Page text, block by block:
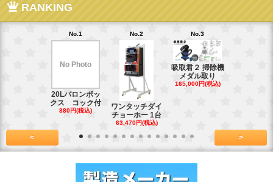
RANKING
No.1
No Photo
20Lバロンボッ
クス コック付
880円(税込)
No.2
ワンタッチダイ
チョーホー 1台
63,470円(税込)
No.3
吸取君２ 掃除機
メダル取り
165,000円(税込)
< >